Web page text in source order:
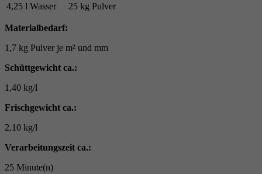
4,25 l Wasser
25 kg Pulver
Materialbedarf:
1,7 kg Pulver je m² und mm
Schüttgewicht ca.:
1,40 kg/l
Frischgewicht ca.:
2,10 kg/l
Verarbeitungszeit ca.:
25 Minute(n)